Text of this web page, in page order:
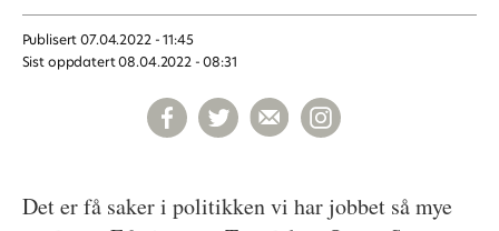
Publisert
07.04.2022 - 11:45
Sist oppdatert
08.04.2022 - 08:31
Det er få saker i politikken vi har jobbet så mye